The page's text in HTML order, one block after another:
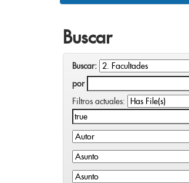
Buscar
Buscar:
por
Filtros actuales: